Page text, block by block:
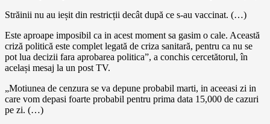
Străinii nu au ieșit din restricții decât după ce s-au vaccinat. (…)
Este aproape imposibil ca in acest moment sa gasim o cale. Această
criză politică este complet legată de criza sanitară, pentru ca nu se
pot lua decizii fara aprobarea politica”, a conchis cercetătorul, în
același mesaj la un post TV.
„Motiunea de cenzura se va depune probabil marti, in aceeasi zi in
care vom depasi foarte probabil pentru prima data 15,000 de cazuri
pe zi. (…)